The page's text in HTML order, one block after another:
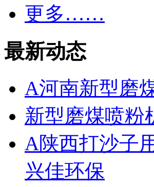
更多……
最新动态
A河南新型磨
新型磨煤喷粉
A陕西打沙子
兴佳环保